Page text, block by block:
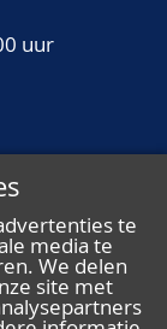
uur
te
media te
We delen
site met